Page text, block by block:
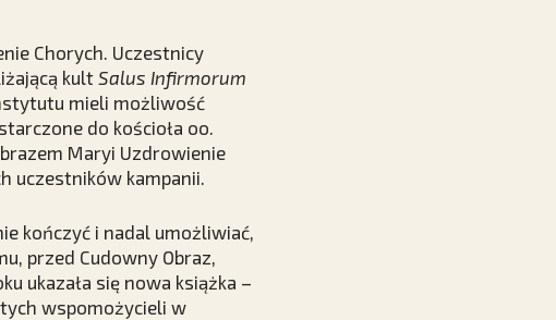
Chorych. Uczestnicy
kult Salus Infirmorum
mieli możliwość
do kościoła oo.
Maryi Uzdrowienie
uczestników kampanii.
kończyć i nadal umożliwiać,
przed Cudowny Obraz,
ukazała się nowa książka –
wspomożycieli w